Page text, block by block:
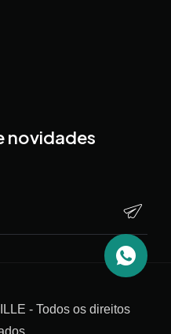
novidades
- Todos os direitos